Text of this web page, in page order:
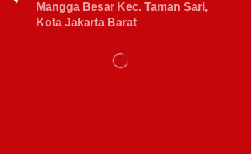
Mangga Besar Kec. Taman Sari,
Kota Jakarta Barat